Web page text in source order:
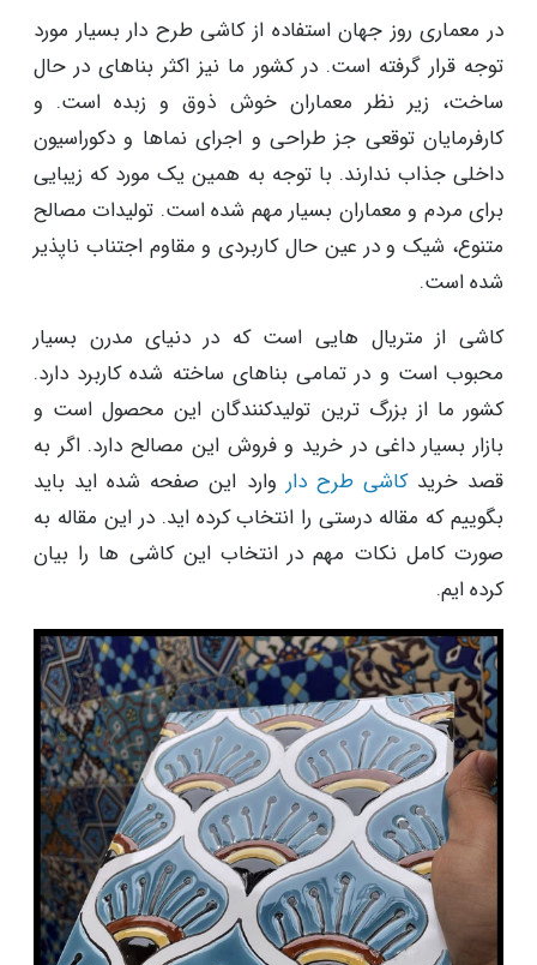
در معماری روز جهان استفاده از کاشی طرح دار بسیار مورد
توجه قرار گرفته است. در کشور ما نیز اکثر بناهای در حال
ساخت، زیر نظر معماران خوش ذوق و زبده است. و
کارفرمایان توقعی جز طراحی و اجرای نماها و دکوراسیون
داخلی جذاب ندارند. با توجه به همین یک مورد که زیبایی
برای مردم و معماران بسیار مهم شده است. تولیدات مصالح
متنوع، شیک و در عین حال کاربردی و مقاوم اجتناب ناپذیر
شده است.
کاشی از متریال هایی است که در دنیای مدرن بسیار
محبوب است و در تمامی بناهای ساخته شده کاربرد دارد.
کشور ما از بزرگ ترین تولیدکنندگان این محصول است و
بازار بسیار داغی در خرید و فروش این مصالح دارد. اگر به
قصد خریدکاشی طرح داروارد این صفحه شده اید باید
بگوییم که مقاله درستی را انتخاب کرده اید. در این مقاله به
صورت کامل نکات مهم در انتخاب این کاشی ها را بیان
کرده ایم.